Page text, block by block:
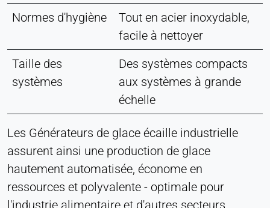
Normes d'hygiène
Tout en acier inoxydable,
facile à nettoyer
Taille des
systèmes
Des systèmes compacts
aux systèmes à grande
échelle
Les Générateurs de glace écaille industrielle
assurent ainsi une production de glace
hautement automatisée, économe en
ressources et polyvalente - optimale pour
l'industrie alimentaire et d'autres secteurs